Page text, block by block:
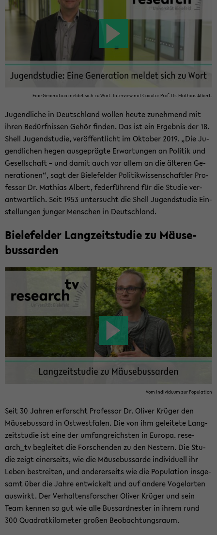
Eine Ge­nera­ti­on mel­det sich zu Wort. In­ter­view mit Co­au­tor Prof. Dr. Ma­thi­as Al­bert.
Ju­gend­li­che in Deutsch­land wol­len heute zu­neh­mend mit
ihren Be­dürf­nis­sen Gehör fin­den. Das ist ein Er­geb­nis der 18.
Shell Ju­gend­stu­die, ver­öf­fent­licht im Ok­to­ber 2019. „Die Ju­
gend­li­chen hegen aus­ge­präg­te Er­war­tun­gen an Po­li­tik und
Ge­sell­schaft – und damit auch vor allem an die äl­te­ren Ge­
nera­tio­nen“, sagt der Bie­le­fel­der Po­li­tik­wis­sen­schaft­ler Pro­
fes­sor Dr. Ma­thi­as Al­bert, fe­der­füh­rend für die Stu­die ver­
ant­wort­lich. Seit 1953 un­ter­sucht die Shell Ju­gend­stu­die Ein­
stel­lun­gen jun­ger Men­schen in Deutsch­land.
Bie­le­fel­der Lang­zeit­stu­die zu Mäu­se­
bus­sar­den
Vom In­di­vi­du­um zur Po­pu­la­ti­on
Seit 30 Jah­ren er­forscht Pro­fes­sor Dr. Oli­ver Krü­ger den
Mäu­se­bus­sard in Ost­west­fa­len. Die von ihm ge­lei­te­te Lang­
zeit­stu­die ist eine der um­fang­reichs­ten in Eu­ro­pa. re­se­
arch_tv be­glei­tet die For­schen­den zu den Nes­tern. Die Stu­
die zeigt ei­ner­seits, wie die Mäu­se­bus­sar­de in­di­vi­du­ell ihr
Leben be­strei­ten, und an­de­rer­seits wie die Po­pu­la­ti­on ins­ge­
samt über die Jahre ent­wi­ckelt und auf an­de­re Vo­gel­ar­ten
aus­wirkt. Der Ver­hal­tens­for­scher Oli­ver Krü­ger und sein
Team ken­nen so gut wie alle Bus­sard­nes­ter in ihrem rund
300 Qua­drat­ki­lo­me­ter gro­ßen Be­ob­ach­tungs­raum.